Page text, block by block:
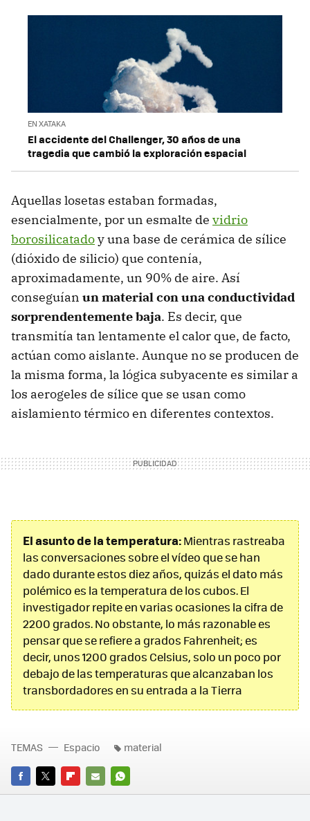
EN XATAKA
El accidente del Challenger, 30 años de una
tragedia que cambió la exploración espacial
Aquellas losetas estaban formadas,
esencialmente, por un esmalte de vidrio
borosilicatadoy una base de cerámica de sílice
(dióxido de silicio) que contenía,
aproximadamente, un 90% de aire. Así
conseguían un material con una conductividad
sorprendentemente baja. Es decir, que
transmitía tan lentamente el calor que, de facto,
actúan como aislante. Aunque no se producen de
la misma forma, la lógica subyacente es similar a
los aerogeles de sílice que se usan como
aislamiento térmico en diferentes contextos.
El asunto de la temperatura:Mientras rastreaba
las conversaciones sobre el vídeo que se han
dado durante estos diez años, quizás el dato más
polémico es la temperatura de los cubos. El
investigador repite en varias ocasiones la cifra de
2200 grados. No obstante, lo más razonable es
pensar que se refiere a grados Fahrenheit; es
decir, unos 1200 grados Celsius, solo un poco por
debajo de las temperaturas que alcanzaban los
transbordadores en su entrada a la Tierra
FACEBOOK
TWITTERFLIPBOARD
E-
WHATSAPP
TEMAS Espacio material